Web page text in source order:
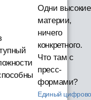
Одни высокие
материи,
ничего
конкретного.
Что там с
пресс-
формами?
Единый